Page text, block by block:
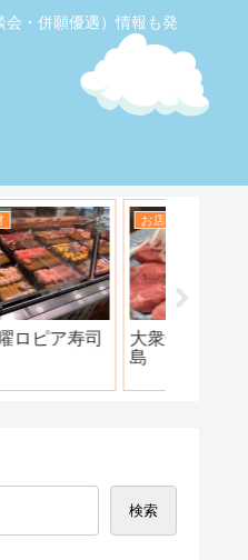
・併願優遇）情報も発
覆面取材
ーグ工房 川越新河
検索